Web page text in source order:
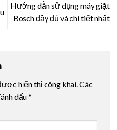
Hướng dẫn sử dụng máy giặt
Bosch đầy đủ và chi tiết nhất
hiển thị công khai. Các
dấu*